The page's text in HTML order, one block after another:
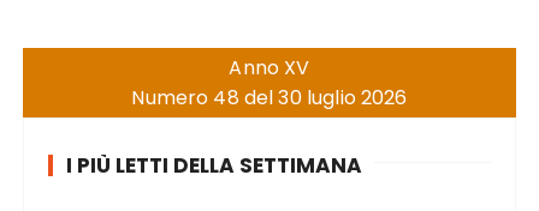
Anno XV
Numero 48 del 30 luglio 2026
I PIÙ LETTI DELLA SETTIMANA